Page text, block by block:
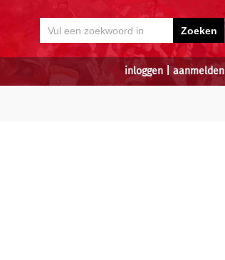
inloggen aanmelden